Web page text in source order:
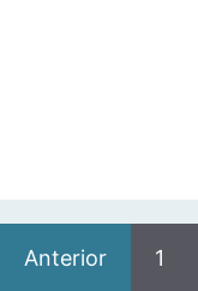
Anterior 1